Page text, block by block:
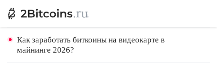
Как заработать биткоины на видеокарте в
майнинге 2026?